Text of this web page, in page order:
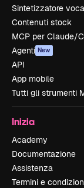
Sintetizzatore
Contenuti stock
MCP per Claude/
Agenti New
API
App mobile
Tutti gli strumenti
Inizia
Academy
Documentazione
Assistenza
Termini e